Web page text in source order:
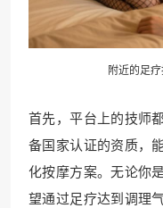
附近的足
首先，平台上的技师
备国家认证的资质，
化按摩方案。无论你
望通过足疗达到调理